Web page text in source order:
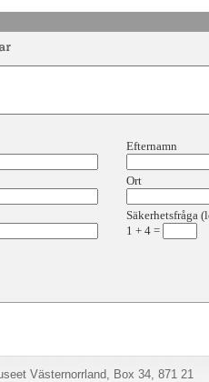
Efternamn
Ort
Säkerhetsfråga
1 + 4 =
Västernorrland, Box 34, 871 21